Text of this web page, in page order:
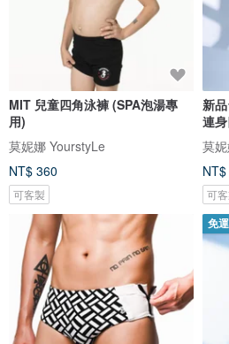
MIT 兒童四角泳褲 (SPA泡湯專
用)
莫妮娜 YourstyLe
NT$ 360
可客製
新
連
莫
可
免運